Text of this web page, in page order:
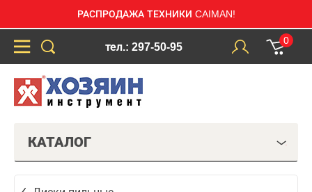
РАСПРОДАЖА ТЕХНИКИ CAIMAN!
тел.: 297-50-95
0
КАТАЛОГ